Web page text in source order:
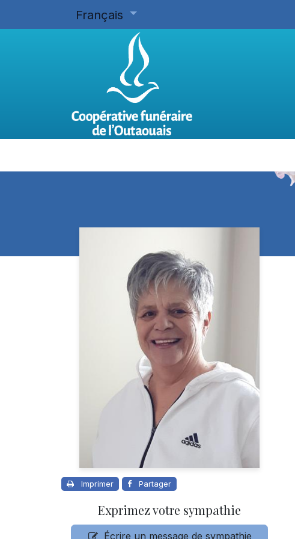
Français
Imprimer Partager
Exprimez votre sympathie
Écrire un message de sympathie